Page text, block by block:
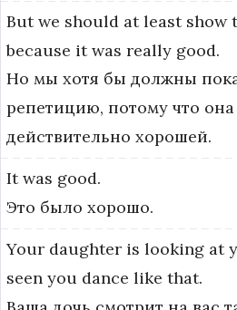
But we should at least show
because it was really good.
Но мы хотя бы должны
репетицию, потому что
действительно хорошей.
It was good.
Это было хорошо.
Your daughter is looking at
seen you dance like that.